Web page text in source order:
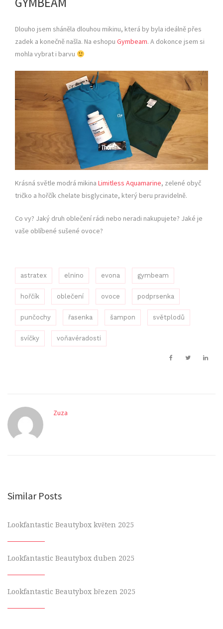
Dlouho jsem sháněla dlouhou mikinu, která by byla ideálně přes
zadek a konečně našla. Na eshopu Gymbeam. A dokonce jsem si
mohla vybrat i barvu
Krásná světle modrá mikina Limitless Aquamarine, zelené obyč
tričko a hořčík chelate bisglycinate, který beru pravidelně.
Co vy? Jaký druh oblečení rádi nebo neradi nakupujete? Jaké je
vaše oblíbené sušené ovoce?
astratex elnino evona gymbeam
hořčík oblečení ovoce podprsenka
punčochy řasenka šampon světplodů
svíčky voňavéradosti
Zuza
Similar Posts
Lookfantastic Beautybox květen 2025
Lookfantastic Beautybox duben 2025
Lookfantastic Beautybox březen 2025